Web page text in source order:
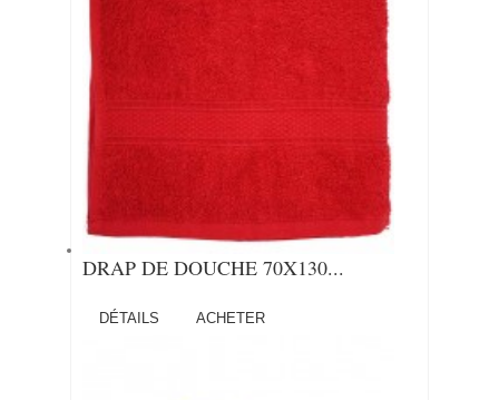
DRAP DE DOUCHE 70X130...
DÉTAILS ACHETER